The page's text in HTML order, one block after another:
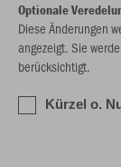
Optionale
Diese Änderungen
angezeigt. Sie
berücksichtigt.
Kürzel o.